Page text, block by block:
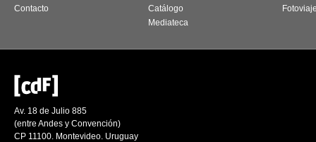
Contacto
Catálogo
Mediateca
Av. 18 de Julio 885
(entre Andes y Convención)
CP 11100. Montevideo. Uruguay